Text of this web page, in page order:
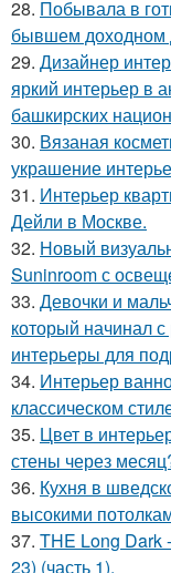
28. Побывала в
бывшем доходном
29. Дизайнер
яркий интерьер в
башкирских
30. Вязаная
украшение
31. Интерьер
Дейли в Москве.
32. Новый
Suninroom с
33. Девочки и
который начинал
интерьеры для
34. Интерьер
классическом
35. Цвет в
стены через
36. Кухня в
высокими
37. THE Long Dark
23) (часть 1).